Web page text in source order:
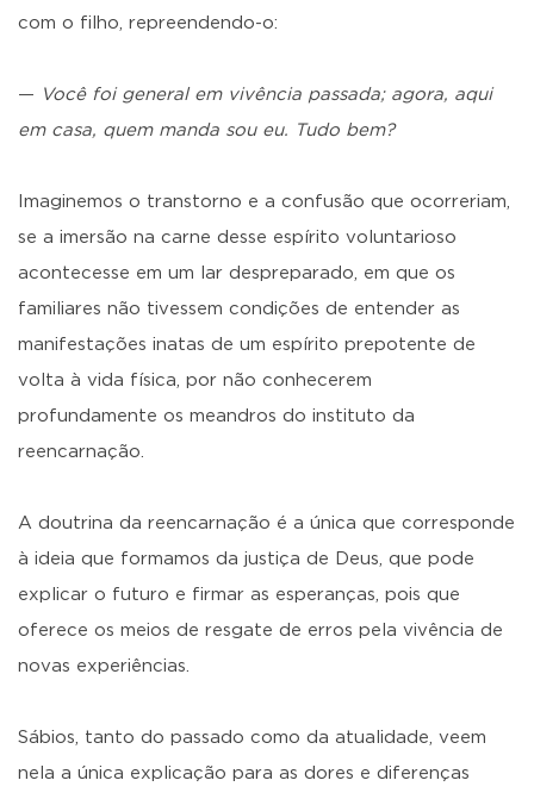
com o filho, repreendendo-o:
— Você foi general em vivência passada; agora, aqui
em casa, quem manda sou eu. Tudo bem?
Imaginemos o transtorno e a confusão que ocorreriam,
se a imersão na carne desse espírito voluntarioso
acontecesse em um lar despreparado, em que os
familiares não tivessem condições de entender as
manifestações inatas de um espírito prepotente de
volta à vida física, por não conhecerem
profundamente os meandros do instituto da
reencarnação.
A doutrina da reencarnação é a única que corresponde
à ideia que formamos da justiça de Deus, que pode
explicar o futuro e firmar as esperanças, pois que
oferece os meios de resgate de erros pela vivência de
novas experiências.
Sábios, tanto do passado como da atualidade, veem
nela a única explicação para as dores e diferenças